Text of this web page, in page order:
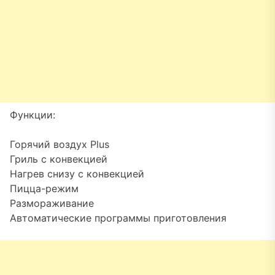
Функции:
Горячий воздух Plus
Гриль с конвекцией
Нагрев снизу с конвекцией
Пицца-режим
Размораживание
Автоматические программы приготовления